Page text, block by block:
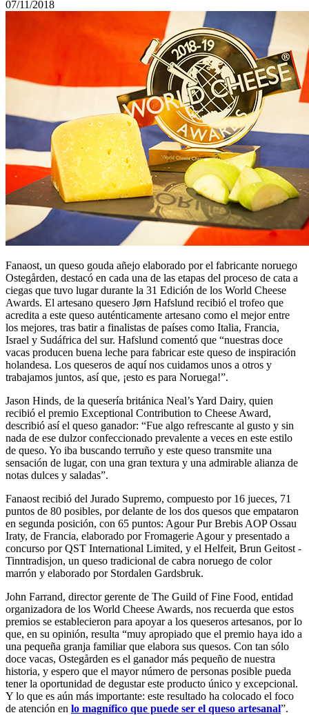
07/11/2018
Fanaost, un queso gouda añejo elaborado por el fabricante noruego
Ostegården, destacó en cada una de las etapas del proceso de cata a
ciegas que tuvo lugar durante la 31 Edición de los World Cheese
Awards. El artesano quesero Jørn Hafslund recibió el trofeo que
acredita a este queso auténticamente artesano como el mejor entre
los mejores, tras batir a finalistas de países como Italia, Francia,
Israel y Sudáfrica del sur. Hafslund comentó que “nuestras doce
vacas producen buena leche para fabricar este queso de inspiración
holandesa. Los queseros de aquí nos cuidamos unos a otros y
trabajamos juntos, así que, ¡esto es para Noruega!”.
Jason Hinds, de la quesería británica Neal’s Yard Dairy, quien
recibió el premio Exceptional Contribution to Cheese Award,
describió así el queso ganador: “Fue algo refrescante al gusto y sin
nada de ese dulzor confeccionado prevalente a veces en este estilo
de queso. Yo iba buscando terruño y este queso transmite una
sensación de lugar, con una gran textura y una admirable alianza de
notas dulces y saladas”.
Fanaost recibió del Jurado Supremo, compuesto por 16 jueces, 71
puntos de 80 posibles, por delante de los dos quesos que empataron
en segunda posición, con 65 puntos: Agour Pur Brebis AOP Ossau
Iraty, de Francia, elaborado por Fromagerie Agour y presentado a
concurso por QST International Limited, y el Helfeit, Brun Geitost -
Tinntradisjon, un queso tradicional de cabra noruego de color
marrón y elaborado por Stordalen Gardsbruk.
John Farrand, director gerente de The Guild of Fine Food, entidad
organizadora de los World Cheese Awards, nos recuerda que estos
premios se establecieron para apoyar a los queseros artesanos, por lo
que, en su opinión, resulta “muy apropiado que el premio haya ido a
una pequeña granja familiar que elabora sus quesos. Con tan sólo
doce vacas, Ostegården es el ganador más pequeño de nuestra
historia, y espero que el mayor número de personas posible pueda
tener la oportunidad de degustar este producto único y excepcional.
Y lo que es aún más importante: este resultado ha colocado el foco
de atención en lo magnífico que puede ser el queso artesanal”.